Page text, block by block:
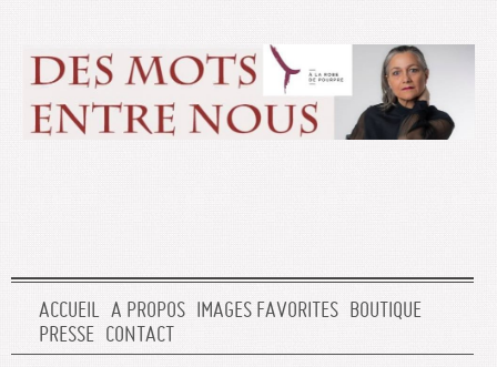
ACCUEIL A PROPOS IMAGES FAVORITES BOUTIQUE
PRESSE CONTACT